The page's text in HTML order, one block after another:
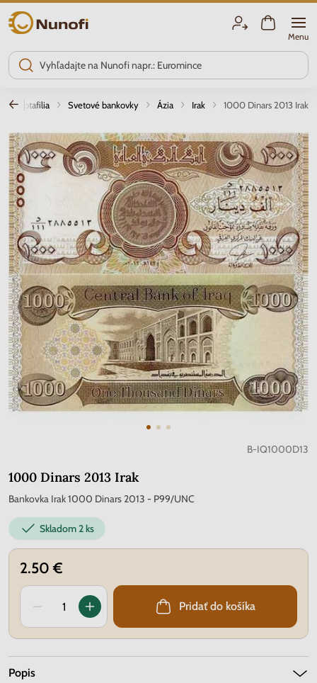
Nunofi.sk
Menu
Notafilia Svetové bankovky Ázia Irak 1000 Dinars 2013 Irak
B-IQ1000D13
1000 Dinars 2013 Irak
Bankovka Irak 1000 Dinars 2013 - P99/UNC
Skladom2 ks
2.50 €
Pridať do košíka
Popis